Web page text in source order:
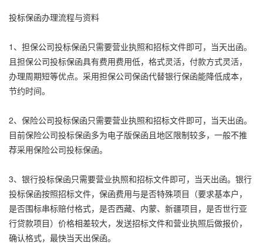
投标保函办理流程与资料
1、担保公司投标保函只需要营业执照和招标文件即可，当天出函。
且担保公司投标保函具有费用费用低，格式灵活，付款方式灵活，
办理周期短等优点。采用担保公司保函代替银行保函能降低成本，
节约时间。
2、保险公司投标保函只需要营业执照和招标文件即可，当天出函。
目前保险公司投标保函多为电子版保函且地区限制较多，一般不推
荐采用保险公司投标保函。
3、银行投标保函只需要营业执照和招标文件即可，当天出函。银行
投标保函按照招标文件，保函费用与是否特殊项目（要求基本户，
是否围标串标赔付格式，是否西藏、内蒙、新疆项目，是否世行亚
行贷款项目）价格相差较大，发送招标文件和营业执照后做报价，
确认格式，最快当天出保函。